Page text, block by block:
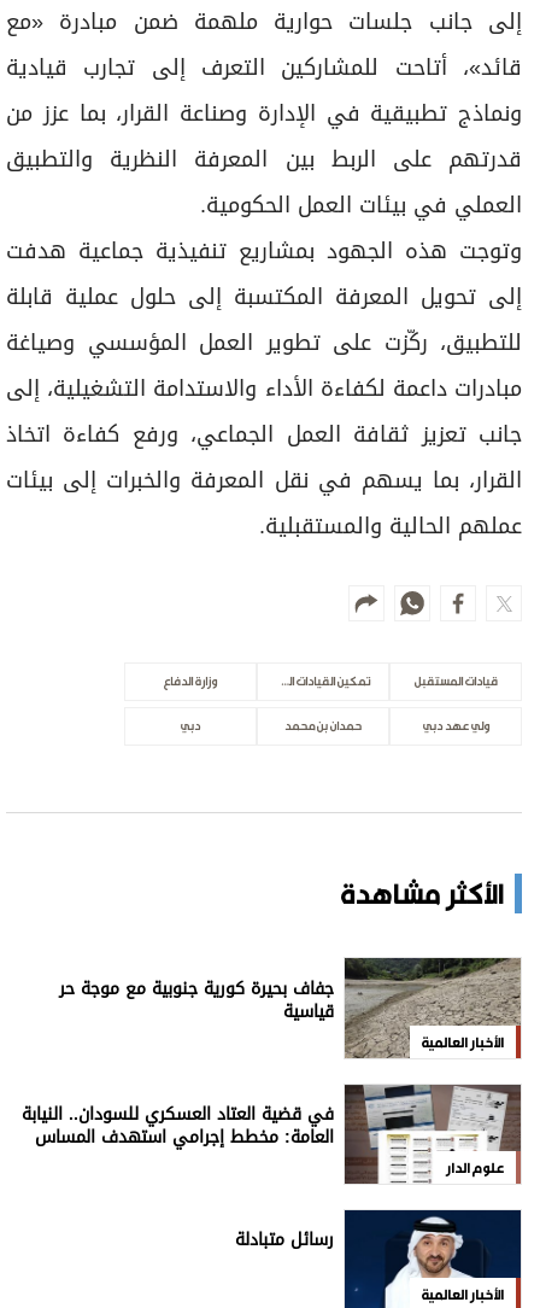
إلى جانب جلسات حوارية ملهمة ضمن مبادرة «مع
قائد»، أتاحت للمشاركين التعرف إلى تجارب قيادية
ونماذج تطبيقية في الإدارة وصناعة القرار، بما عزز من
قدرتهم على الربط بين المعرفة النظرية والتطبيق
العملي في بيئات العمل الحكومية.
وتوجت هذه الجهود بمشاريع تنفيذية جماعية هدفت
إلى تحويل المعرفة المكتسبة إلى حلول عملية قابلة
للتطبيق، ركّزت على تطوير العمل المؤسسي وصياغة
مبادرات داعمة لكفاءة الأداء والاستدامة التشغيلية، إلى
جانب تعزيز ثقافة العمل الجماعي، ورفع كفاءة اتخاذ
القرار، بما يسهم في نقل المعرفة والخبرات إلى بيئات
عملهم الحالية والمستقبلية.
قيادات المستقبل تمكين القيادات الشابة وزارة الدفاع
ولي عهد دبي حمدان بن محمد دبي
الأكثر مشاهدة
الأخبار العالمية
جفاف بحيرة كورية جنوبية مع موجة حر
قياسية
علوم الدار
في قضية العتاد العسكري للسودان.. النيابة
العامة: مخطط إجرامي استهدف المساس
الأخبار العالمية
رسائل متبادلة